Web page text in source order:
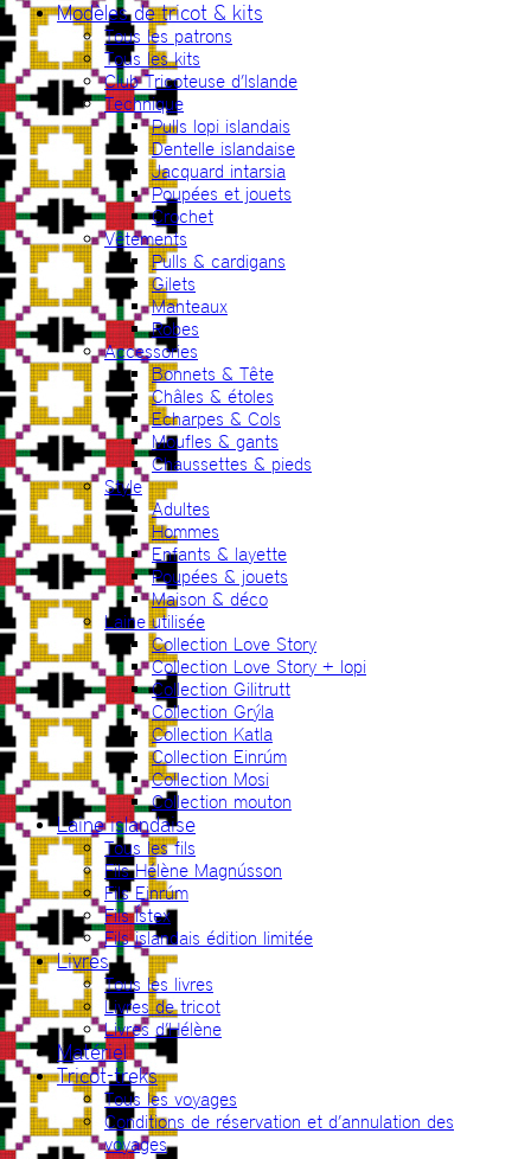
Modèles de tricot & kits
Tous les patrons
Tous les kits
Club Tricoteuse d’Islande
Technique
Pulls lopi islandais
Dentelle islandaise
Jacquard intarsia
Poupées et jouets
Crochet
Vêtements
Pulls & cardigans
Gilets
Manteaux
Robes
Accessories
Bonnets & Tête
Châles & étoles
Echarpes & Cols
Moufles & gants
Chaussettes & pieds
Style
Adultes
Hommes
Enfants & layette
Poupées & jouets
Maison & déco
Laine utilisée
Collection Love Story
Collection Love Story + lopi
Collection Gilitrutt
Collection Grýla
Collection Katla
Collection Einrúm
Collection Mosi
Collection mouton
Laine islandaise
Tous les fils
Fils Hélène Magnússon
Fils Einrúm
Fils Ístex
Fils islandais édition limitée
Livres
Tous les livres
Livres de tricot
Livres d’Hélène
Matériel
Tricot-treks
Tous les voyages
Conditions de réservation et d’annulation des
voyages